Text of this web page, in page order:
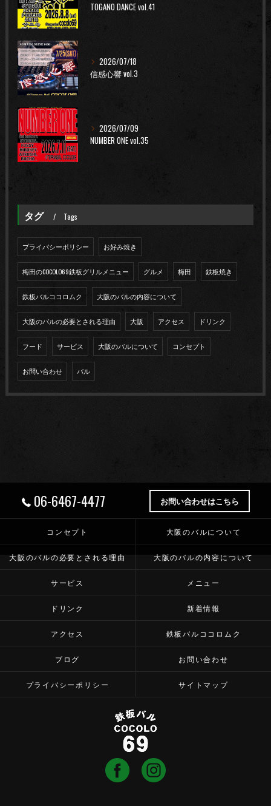
TOGANO DANCE vol.41
2026/07/18
信感心響 vol.3
2026/07/09
NUMBER ONE vol.35
タグ Tags
プライバシーポリシー お好み焼き
梅田のCOCOLO69鉄板グリルメニュー グルメ 梅田 鉄板焼き
鉄板バルココロムク 大阪のバルの内容について
大阪のバルの必要とされる理由 大阪 アクセス ドリンク
フード サービス 大阪のバルについて コンセプト
お問い合わせ バル
06-6467-4477 お問い合わせはこちら
コンセプト 大阪のバルについて
大阪のバルの必要とされる理由 大阪のバルの内容について
サービス メニュー
ドリンク 新着情報
アクセス 鉄板バルココロムク
ブログ お問い合わせ
プライバシーポリシー サイトマップ